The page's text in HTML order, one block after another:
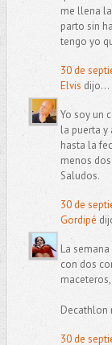
me llena
parto sin
tengo yo
30 de
Elvis dijo...
Yo soy un
la puerta
hasta la
menos
Saludos.
30 de
Gordipé
La
con dos
Decathlon
30 de